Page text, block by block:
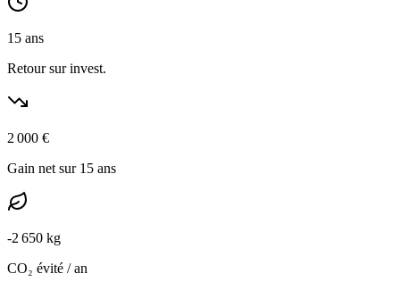
15 ans
Retour sur invest.
2 000 €
Gain net sur 15 ans
-2 650 kg
CO₂ évité / an